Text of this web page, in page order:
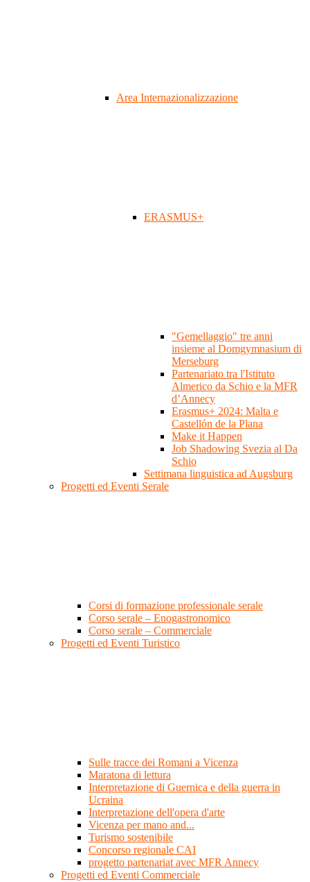
Area Internazionalizzazione
ERASMUS+
"Gemellaggio" tre anni
insieme al Domgymnasium di
Merseburg
Partenariato tra l'Istituto
Almerico da Schio e la MFR
d’Annecy
Erasmus+ 2024: Malta e
Castellón de la Plana
Make it Happen
Job Shadowing Svezia al Da
Schio
Settimana linguistica ad Augsburg
Progetti ed Eventi Serale
Corsi di formazione professionale serale
Corso serale – Enogastronomico
Corso serale – Commerciale
Progetti ed Eventi Turistico
Sulle tracce dei Romani a Vicenza
Maratona di lettura
Interpretazione di Guernica e della guerra in
Ucraina
Interpretazione dell'opera d'arte
Vicenza per mano and...
Turismo sostenibile
Concorso regionale CAI
progetto partenariat avec MFR Annecy
Progetti ed Eventi Commerciale